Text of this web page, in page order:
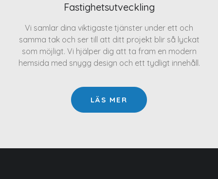
Fastighetsutveckling
Vi samlar dina viktigaste tjänster under ett och
samma tak och ser till att ditt projekt blir så lyckat
som möjligt. Vi hjälper dig att ta fram en modern
hemsida med snygg design och ett tydligt innehåll.
LÄS MER